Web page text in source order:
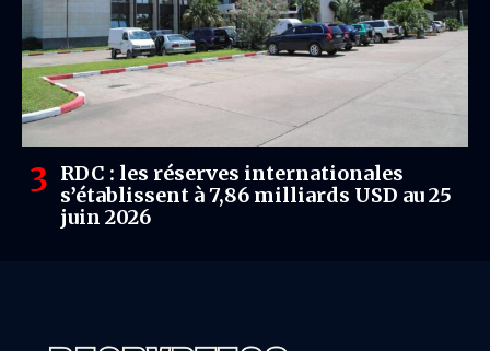
RDC : les réserves internationales
s’établissent à 7,86 milliards USD au 25
juin 2026